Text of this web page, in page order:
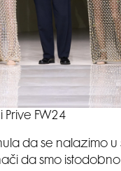
Prive FW24
da se nalazimo
da smo